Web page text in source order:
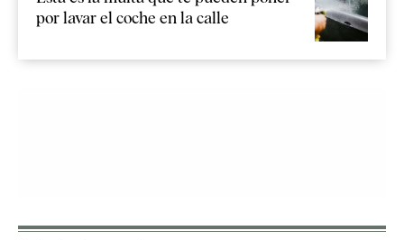
por lavar el coche en la calle